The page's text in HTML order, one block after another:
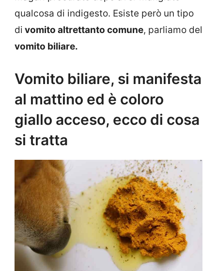
qualcosa di indigesto. Esiste però un tipo
di vomito altrettanto comune, parliamo del
vomito biliare.
Vomito biliare, si manifesta
al mattino ed è coloro
giallo acceso, ecco di cosa
si tratta